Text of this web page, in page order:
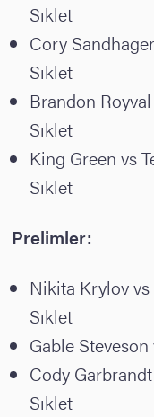
Sıklet
Cory
Sıklet
Brandon
Sıklet
King Green vs
Sıklet
Prelimler:
Nikita Krylov vs
Sıklet
Gable
Cody
Sıklet